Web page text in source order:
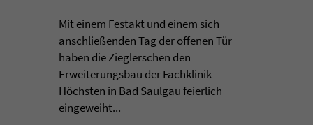
Mit einem Festakt und einem sich
anschließenden Tag der offenen Tür
haben die Zieglerschen den
Erweiterungsbau der Fachklinik
Höchsten in Bad Saulgau feierlich
eingeweiht...